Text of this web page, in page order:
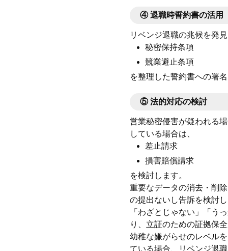
④退職時誓約書の活用
リベンジ退職の兆候を発
秘密保持条項
競業避止条項
を整理した誓約書への署
⑤法的対応の検討
営業秘密侵害が疑われる
している場合は、
差止請求
損害賠償請求
を検討します。
重要なデータの消去・削
の提出ないし告訴を検討
「わざとじゃない」「う
り、立証のための証拠保
幼稚な嫌がらせのレベル
ている場合、リベンジ退